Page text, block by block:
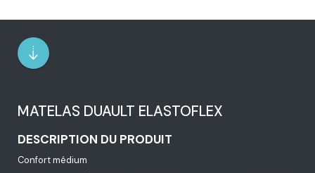
MATELAS DUAULT ELASTOFLEX
DESCRIPTION DU PRODUIT
Confort médium